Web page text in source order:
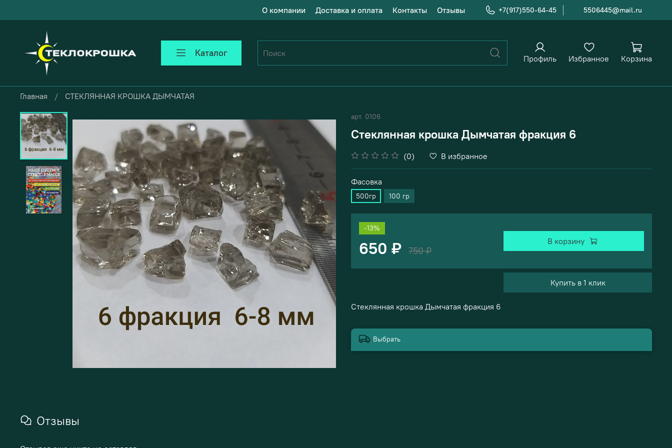
О компании Доставка и оплата Контакты Отзывы +7(917)550-64-45 5506445@mail.ru
Каталог Профиль Избранное Корзина
Главная СТЕКЛЯННАЯ КРОШКА ДЫМЧАТАЯ
арт. 0106
Стеклянная крошка Дымчатая фракция 6
(0) В избранное
Фасовка
500гр 100 гр
-13%
650 ₽ 750 ₽
В корзину
Купить в 1 клик
Стеклянная крошка Дымчатая фракция 6
Выбрать
Отзывы